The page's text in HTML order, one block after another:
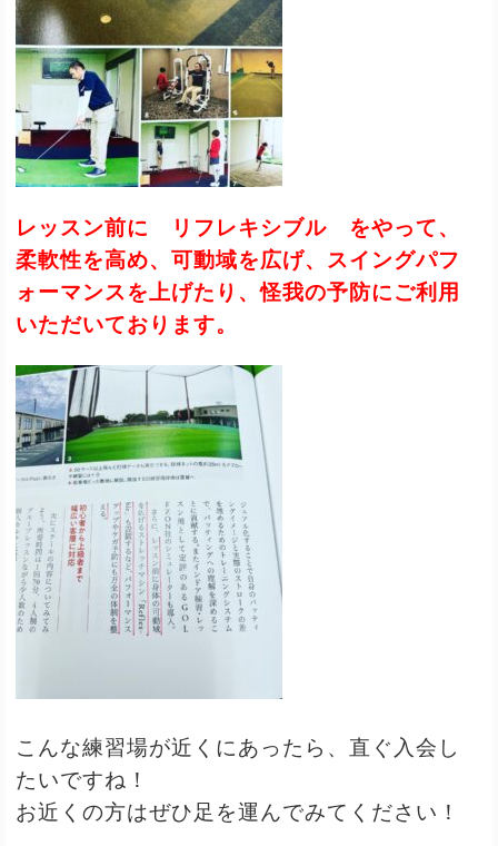
レッスン前に リフレキシブル をやって、
柔軟性を高め、可動域を広げ、スイングパフ
ォーマンスを上げたり、怪我の予防にご利用
いただいております。
こんな練習場が近くにあったら、直ぐ入会し
たいですね！
お近くの方はぜひ足を運んでみてください！